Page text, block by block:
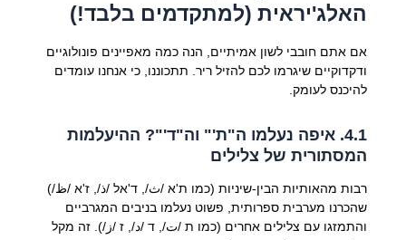
האלג'יראית (למתקדמים בלבד!)
אם אתם חובבי לשון אמיתיים, הנה כמה מאפיינים פונולוגיים
ודקדוקיים שיגרמו לכם להזיל ריר. תתכוננו, כי אנחנו עומדים
להיכנס לעומק.
4.1. איפה נעלמו ה"ת'" וה"ד'"? ההיעלמות
המסתורית של צלילים
רבות מהאותיות הבין-שיניות (כמו ת'א /ث/, ד'אל /ذ/, ז'א /ظ/)
שהכרנו מערבית ספרותית, פשוט נעלמו בניבים המגרביים
והתמזגו עם צלילים אחרים (כמו ת /ت/, ד /د/, ז /ز/). זה מקל